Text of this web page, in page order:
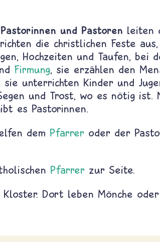
und Pastoren leiten
die christlichen Feste
Hochzeiten und Taufen, bei
Firmung, sie erzählen den
unterrichten Kinder und
und Trost, wo es nötig ist.
es Pastorinnen.
dem Pfarrer oder der
Pfarrer zur Seite.
Dort leben Mönche oder